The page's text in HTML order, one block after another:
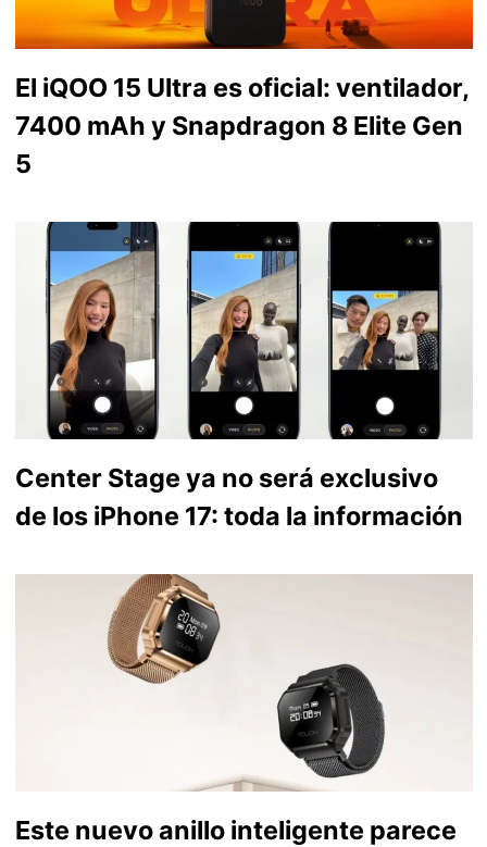
El iQOO 15 Ultra es oficial: ventilador,
7400 mAh y Snapdragon 8 Elite Gen
5
Center Stage ya no será exclusivo
de los iPhone 17: toda la información
Este nuevo anillo inteligente parece